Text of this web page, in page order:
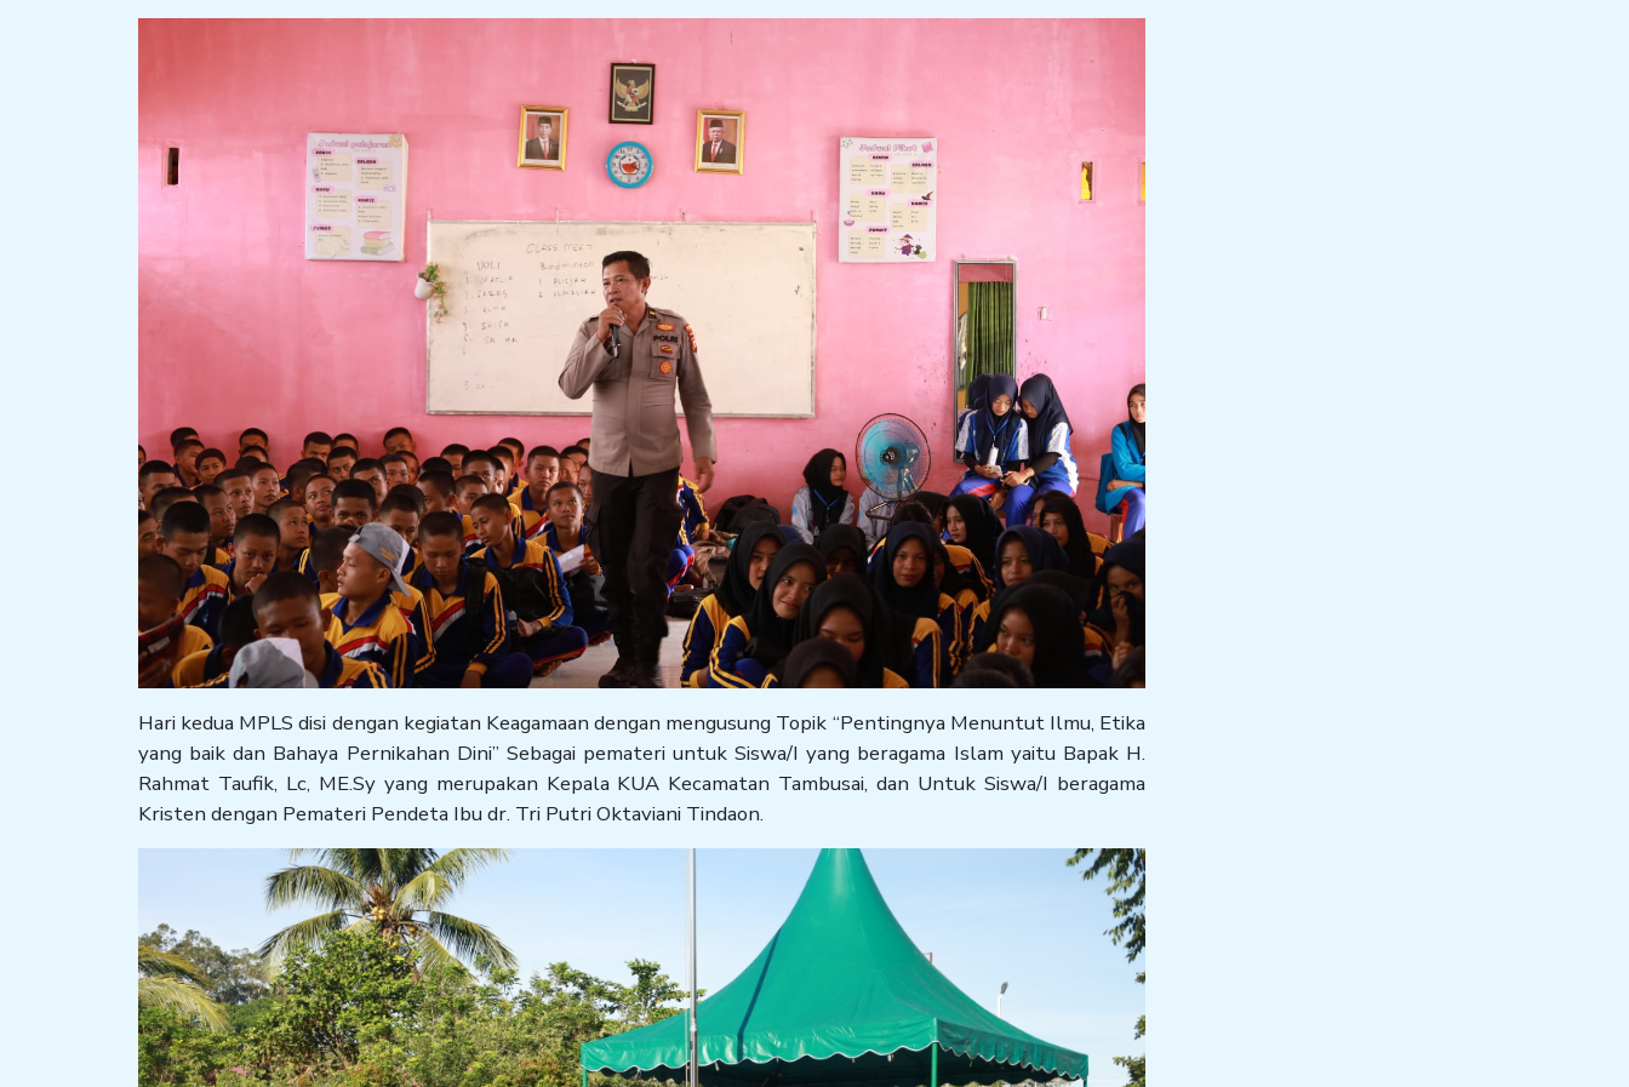
Hari kedua MPLS disi dengan kegiatan Keagamaan dengan mengusung Topik “Pentingnya Menuntut Ilmu, Etika
yang baik dan Bahaya Pernikahan Dini” Sebagai pemateri untuk Siswa/I yang beragama Islam yaitu Bapak H.
Rahmat Taufik, Lc, ME.Sy yang merupakan Kepala KUA Kecamatan Tambusai, dan Untuk Siswa/I beragama
Kristen dengan Pemateri Pendeta Ibu dr. Tri Putri Oktaviani Tindaon.